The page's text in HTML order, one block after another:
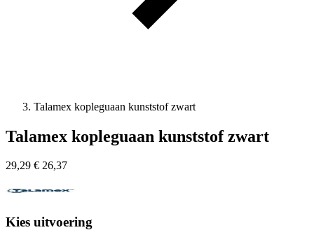
Talamex kopleguaan kunststof zwart
Talamex kopleguaan kunststof zwart
29,29 € 26,37
Kies uitvoering